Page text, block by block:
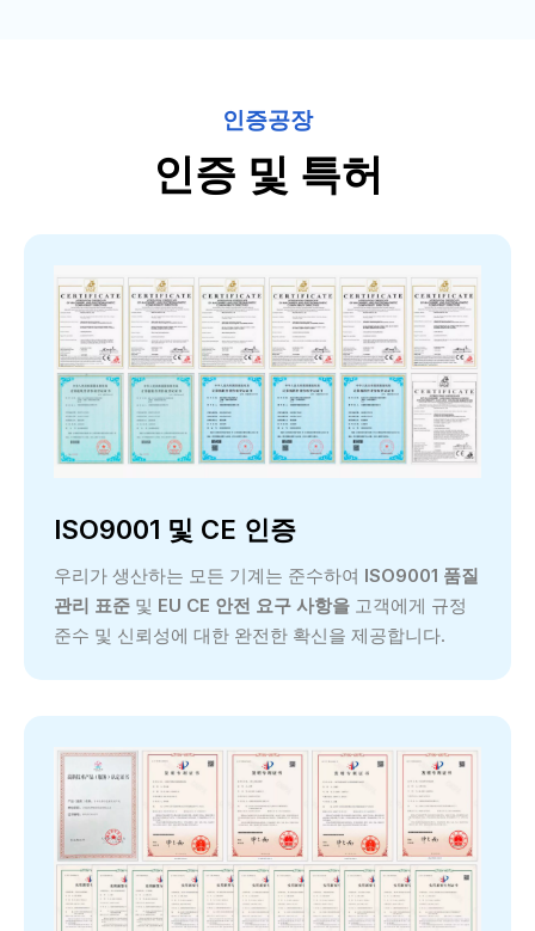
인증공장
인증 및 특허
ISO9001 및 CE 인증
우리가 생산하는 모든 기계는 준수하여 ISO9001 품질
관리 표준 및 EU CE 안전 요구 사항을 고객에게 규정
준수 및 신뢰성에 대한 완전한 확신을 제공합니다.